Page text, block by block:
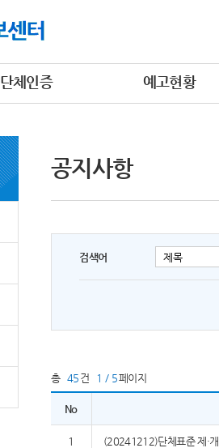
단체인증 예고현황
공지사항
검색어
총 45 건 1 / 5페이지
No
1 (20241212)단체표준 제·